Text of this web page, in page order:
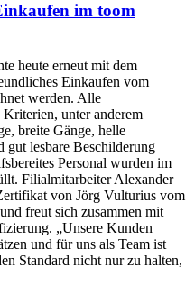
im toom
heute erneut mit dem
Einkaufen vom
werden. Alle
unter anderem
breite Gänge, helle
gut lesbare Beschilderung
Personal wurden im
Filialmitarbeiter Alexander
von Jörg Vulturius vom
freut sich zusammen mit
„Unsere Kunden
und für uns als Team ist
Standard nicht nur zu halten,